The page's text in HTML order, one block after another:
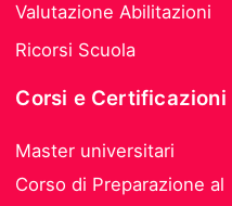
Valutazione Abilitazioni
Ricorsi Scuola
Corsi e Certificazioni
Master universitari
Corso di Preparazione al